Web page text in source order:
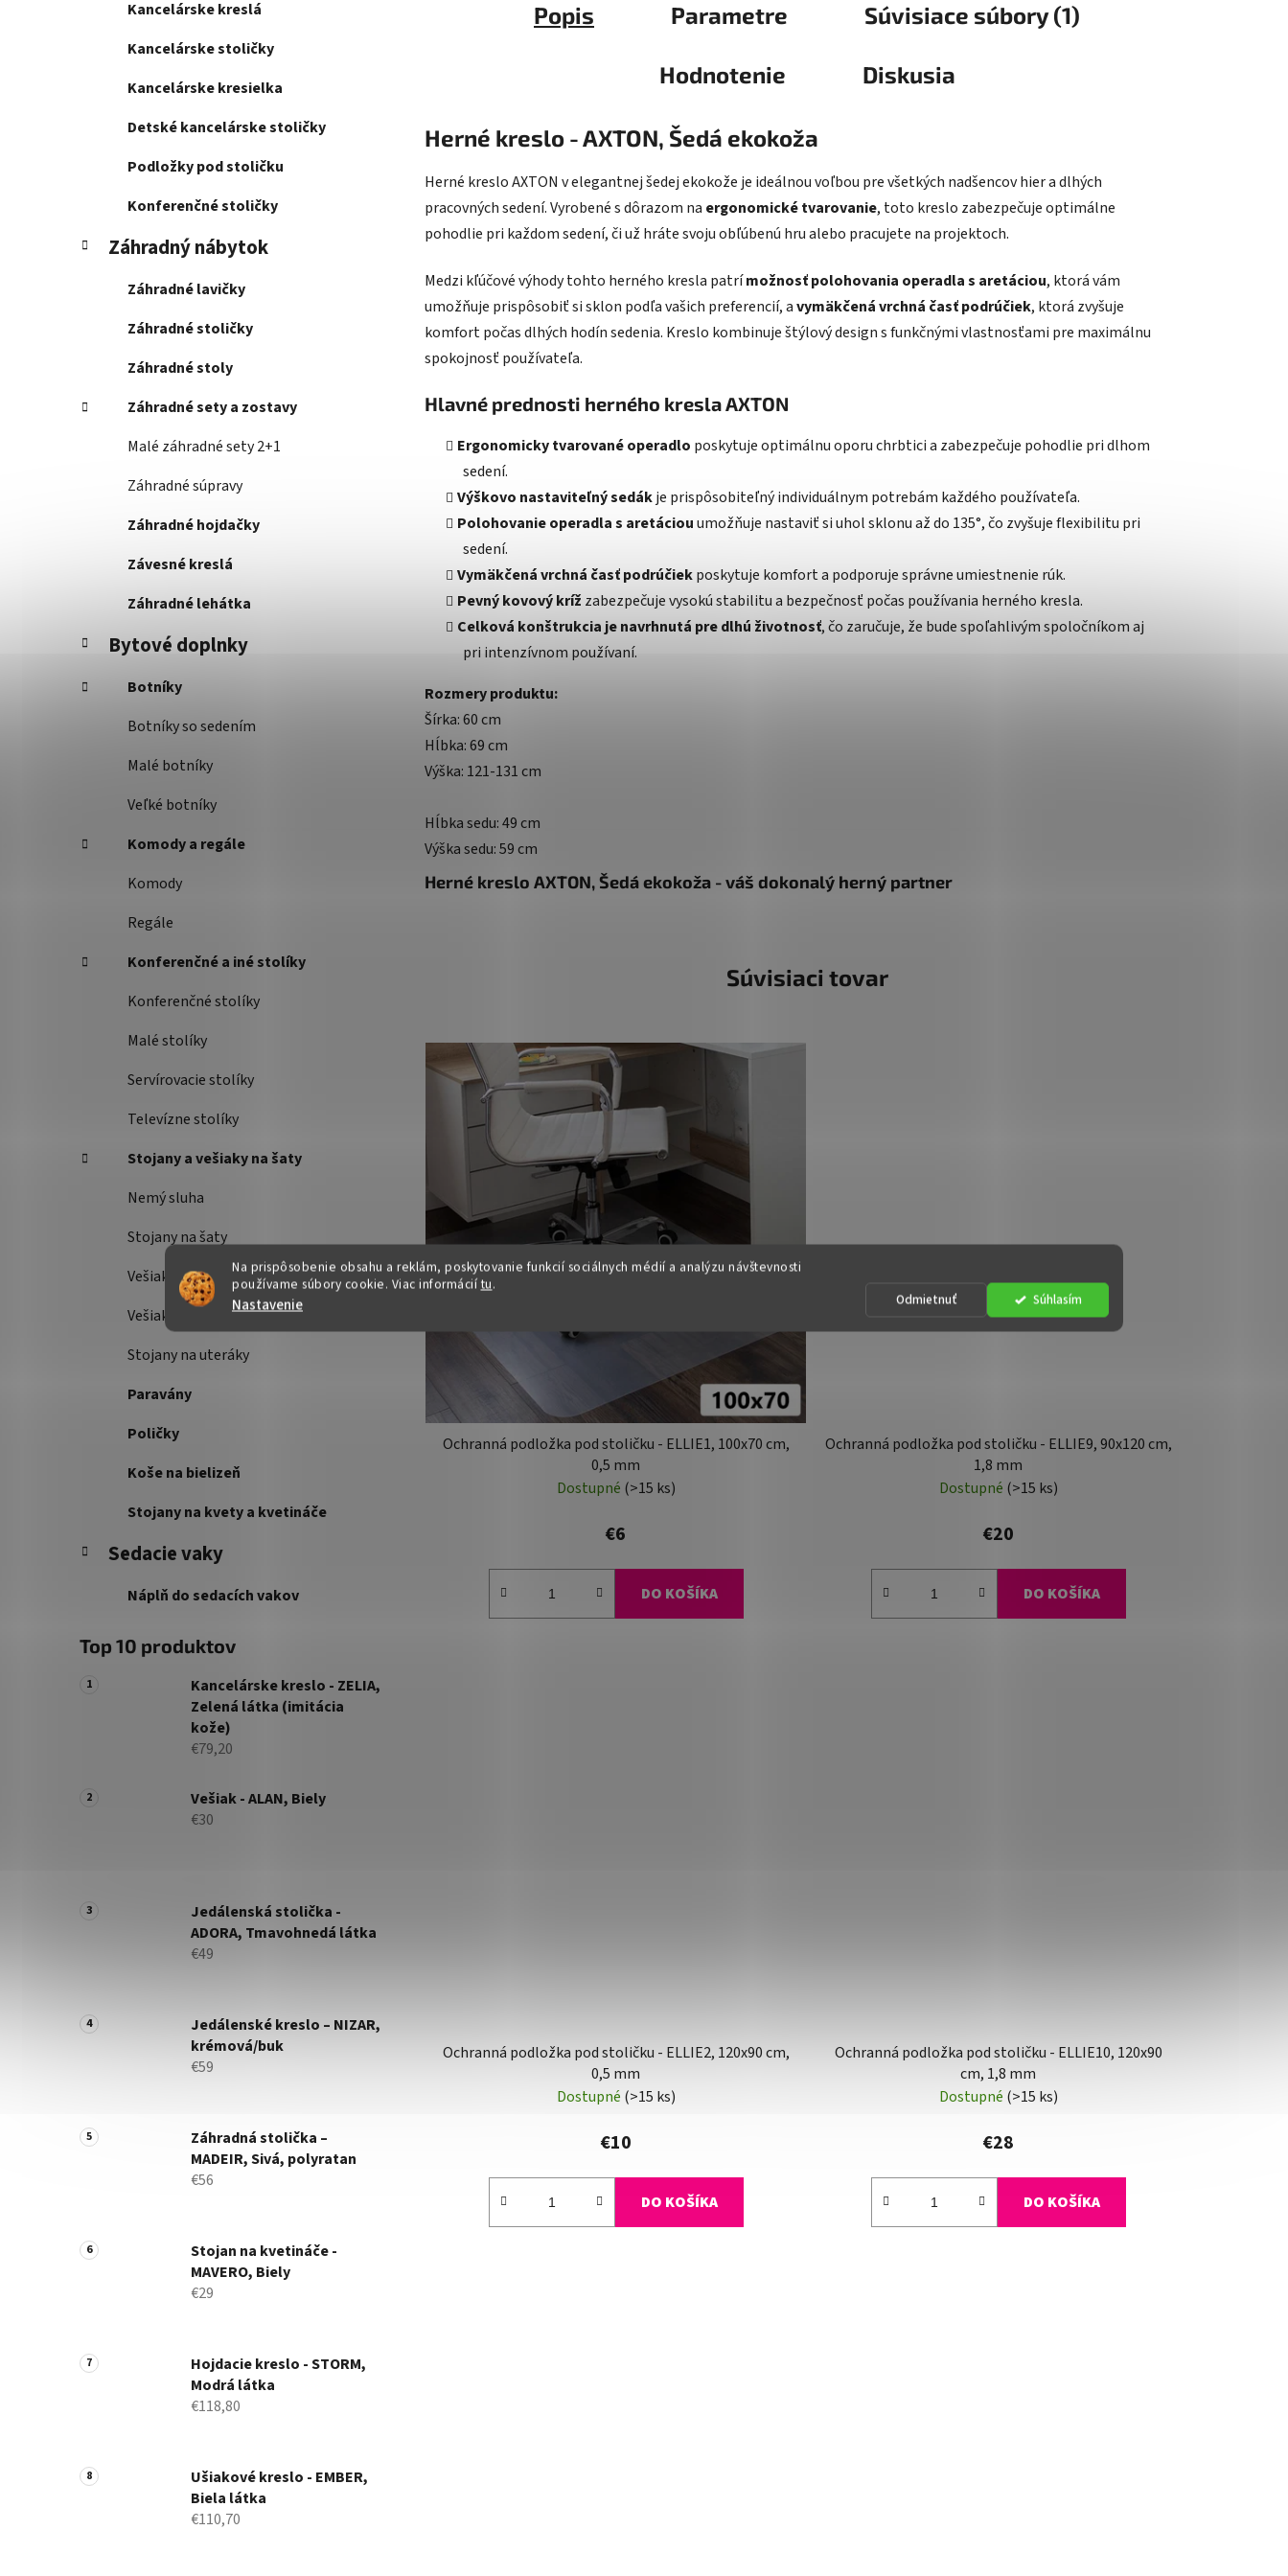
Na prispôsobenie obsahu a reklám, poskytovanie funkcií sociálnych médií a analýzu návštevnosti
používame súbory cookie. Viac informácií tu.
Nastavenie Odmietnuť Súhlasím
Kancelárske kreslá
Kancelárske stoličky
Kancelárske kresielka
Detské kancelárske stoličky
Podložky pod stoličku
Konferenčné stoličky
Záhradný nábytok
Záhradné lavičky
Záhradné stoličky
Záhradné stoly
Záhradné sety a zostavy
Malé záhradné sety 2+1
Záhradné súpravy
Záhradné hojdačky
Závesné kreslá
Záhradné lehátka
Bytové doplnky
Botníky
Botníky so sedením
Malé botníky
Veľké botníky
Komody a regále
Komody
Regále
Konferenčné a iné stolíky
Konferenčné stolíky
Malé stolíky
Servírovacie stolíky
Televízne stolíky
Stojany a vešiaky na šaty
Nemý sluha
Stojany na šaty
Vešiaky
Vešiakové steny
Stojany na uteráky
Paravány
Poličky
Koše na bielizeň
Stojany na kvety a kvetináče
Sedacie vaky
Náplň do sedacích vakov
Top 10 produktov
Kancelárske kreslo - ZELIA,
Zelená látka (imitácia
kože)
€79,20
Vešiak - ALAN, Biely
€30
Jedálenská stolička -
ADORA, Tmavohnedá látka
€49
Jedálenské kreslo – NIZAR,
krémová/buk
€59
Záhradná stolička –
MADEIR, Sivá, polyratan
€56
Stojan na kvetináče -
MAVERO, Biely
€29
Hojdacie kreslo - STORM,
Modrá látka
€118,80
Ušiakové kreslo - EMBER,
Biela látka
€110,70
Popis Parametre Súvisiace súbory (1)
Hodnotenie Diskusia
Herné kreslo - AXTON, Šedá ekokoža
Herné kreslo AXTON v elegantnej šedej ekokože je ideálnou voľbou pre všetkých nadšencov hier a dlhých
pracovných sedení. Vyrobené s dôrazom na ergonomické tvarovanie, toto kreslo zabezpečuje optimálne
pohodlie pri každom sedení, či už hráte svoju obľúbenú hru alebo pracujete na projektoch.
Medzi kľúčové výhody tohto herného kresla patrímožnosť polohovania operadla s aretáciou, ktorá vám
umožňuje prispôsobiť si sklon podľa vašich preferencií, avymäkčená vrchná časť podrúčiek, ktorá zvyšuje
komfort počas dlhých hodín sedenia. Kreslo kombinuje štýlový design s funkčnými vlastnosťami pre maximálnu
spokojnosť používateľa.
Hlavné prednosti herného kresla AXTON
Ergonomicky tvarované operadlo poskytuje optimálnu oporu chrbtici a zabezpečuje pohodlie pri dlhom
sedení.
Výškovo nastaviteľný sedákje prispôsobiteľný individuálnym potrebám každého používateľa.
Polohovanie operadla s aretáciouumožňuje nastaviť si uhol sklonu až do 135°, čo zvyšuje flexibilitu pri
sedení.
Vymäkčená vrchná časť podrúčiekposkytuje komfort a podporuje správne umiestnenie rúk.
Pevný kovový kríž zabezpečuje vysokú stabilitu a bezpečnosť počas používania herného kresla.
Celková konštrukcia je navrhnutá pre dlhú životnosť, čo zaručuje, že bude spoľahlivým spoločníkom aj
pri intenzívnom používaní.
Rozmery produktu:
Šírka: 60 cm
Hĺbka: 69 cm
Výška: 121-131 cm
Hĺbka sedu: 49 cm
Výška sedu: 59 cm
Herné kreslo AXTON, Šedá ekokoža - váš dokonalý herný partner
Súvisiaci tovar
Ochranná podložka pod stoličku - ELLIE1, 100x70 cm,
0,5 mm
Dostupné (>15 ks)
€6
DO KOŠÍKA
Ochranná podložka pod stoličku - ELLIE9, 90x120 cm,
1,8 mm
Dostupné (>15 ks)
€20
DO KOŠÍKA
Ochranná podložka pod stoličku - ELLIE2, 120x90 cm,
0,5 mm
Dostupné (>15 ks)
€10
DO KOŠÍKA
Ochranná podložka pod stoličku - ELLIE10, 120x90
cm, 1,8 mm
Dostupné (>15 ks)
€28
DO KOŠÍKA